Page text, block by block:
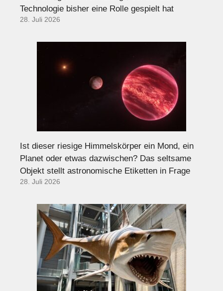
Technologie bisher eine Rolle gespielt hat
28. Juli 2026
Ist dieser riesige Himmelskörper ein Mond, ein
Planet oder etwas dazwischen? Das seltsame
Objekt stellt astronomische Etiketten in Frage
28. Juli 2026